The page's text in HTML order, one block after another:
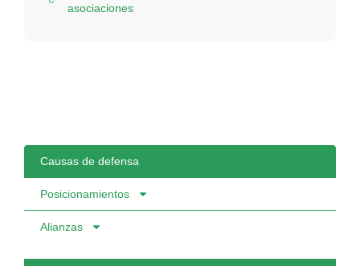
Causas de defensa
Posicionamientos
Alianzas
asociaciones